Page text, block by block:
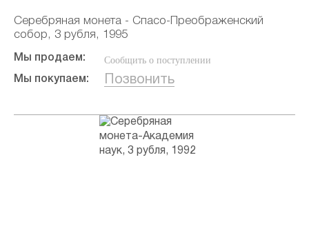
Серебряная монета - Спасо-Преображенский
собор, 3 рубля, 1995
Мы продаем: Сообщить о поступлении
Мы покупаем: Позвонить